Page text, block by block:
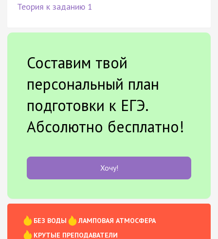
Теория к заданию 1
Составим твой
персональный план
подготовки к ЕГЭ.
Абсолютно бесплатно!
Хочу!
БЕЗ ВОДЫ
ЛАМПОВАЯ АТМОСФЕРА
КРУТЫЕ ПРЕПОДАВАТЕЛИ